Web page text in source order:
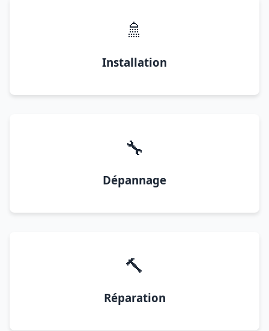
🚿
Installation
🔧
Dépannage
🔨
Réparation